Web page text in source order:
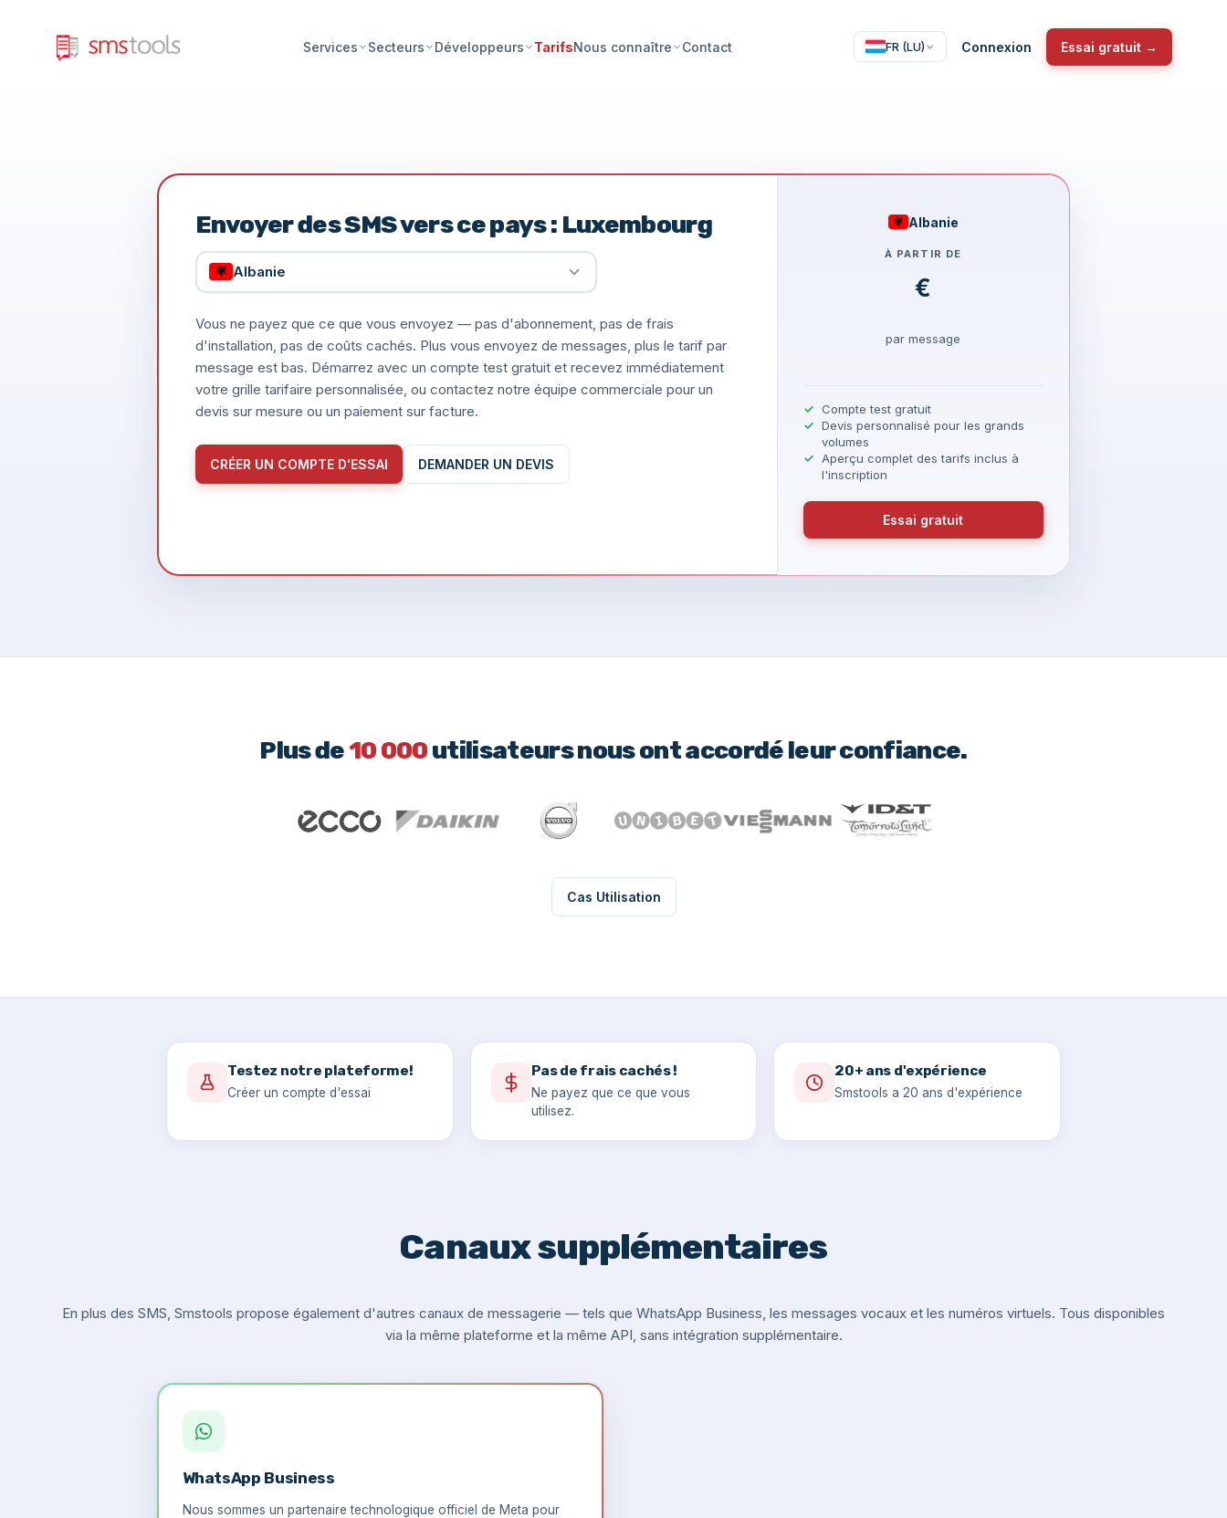
Services Secteurs Développeurs TarifsNous connaître Contact FR (LU) Connexion Essai gratuit →
Plus de10 000utilisateurs nous ont accordé leur confiance.
Cas Utilisation
Testez notre plateforme!
Créer un compte d'essai
Pas de frais cachés !
Ne payez que ce que vous
utilisez.
20+ ans d'expérience
Smstools a 20 ans d'expérience
Envoyer des SMS vers ce pays : Luxembourg
Albanie
Vous ne payez que ce que vous envoyez — pas d'abonnement, pas de frais
d'installation, pas de coûts cachés. Plus vous envoyez de messages, plus le tarif par
message est bas. Démarrez avec un compte test gratuit et recevez immédiatement
votre grille tarifaire personnalisée, ou contactez notre équipe commerciale pour un
devis sur mesure ou un paiement sur facture.
CRÉER UN COMPTE D'ESSAI DEMANDER UN DEVIS
Albanie
À PARTIR DE
€
par message
Compte test gratuit
Devis personnalisé pour les grands
volumes
Aperçu complet des tarifs inclus à
l'inscription
Essai gratuit
Canaux supplémentaires
En plus des SMS, Smstools propose également d'autres canaux de messagerie — tels que WhatsApp Business, les messages vocaux et les numéros virtuels. Tous disponibles
via la même plateforme et la même API, sans intégration supplémentaire.
WhatsApp Business
Nous sommes un partenaire technologique officiel de Meta pour